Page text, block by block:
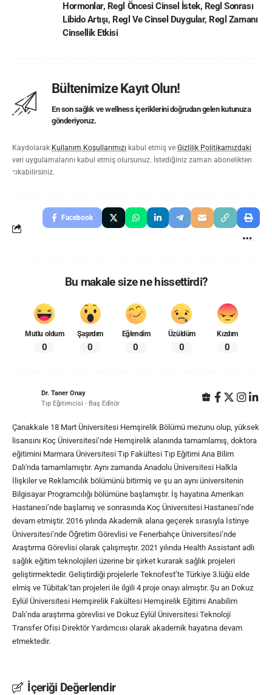
Hormonlar, Regl Öncesi Cinsel İstek, Regl Sonrası
Libido Artışı, Regl Ve Cinsel Duygular, Regl Zamanı
Cinsellik Etkisi
Bültenimize Kayıt Olun!
En son sağlık ve wellness içeriklerini doğrudan gelen kutunuza
gönderiyoruz.
Kaydolarak Kullanım Koşullarımızı kabul etmiş ve Gizlilik Politikamızdaki
veri uygulamalarını kabul etmiş olursunuz. İstediğiniz zaman abonelikten
çıkabilirsiniz.
Facebook
Bu makale size ne hissettirdi?
Mutlu oldum
0
Şaşırdım
0
Eğlendim
0
Üzüldüm
0
Kızdım
0
Dr. Taner Onay
Tıp Eğitimcisi - Baş Editör
Çanakkale 18 Mart Üniversitesi Hemşirelik Bölümü mezunu olup, yüksek
lisansını Koç Üniversitesi’nde Hemşirelik alanında tamamlamış, doktora
eğitimini Marmara Üniversitesi Tıp Fakültesi Tıp Eğitimi Ana Bilim
Dalı'nda tamamlamıştır. Aynı zamanda Anadolu Üniversitesi Halkla
İlişkiler ve Reklamcılık bölümünü bitirmiş ve şu an aynı üniversitenin
Bilgisayar Programcılığı bölümüne başlamıştır. İş hayatına Amerikan
Hastanesi’nde başlamış ve sonrasında Koç Üniversitesi Hastanesi’nde
devam etmiştir. 2016 yılında Akademik alana geçerek sırasıyla İstinye
Üniversitesi’nde Öğretim Görevlisi ve Fenerbahçe Üniversitesi’nde
Araştırma Görevlisi olarak çalışmıştır. 2021 yılında Health Assistant adlı
sağlık eğitim teknolojileri üzerine bir şirket kurarak sağlık projeleri
geliştirmektedir. Geliştirdiği projelerle Teknofest’te Türkiye 3.lüğü elde
elmiş ve Tübitak’tan projeleri ile ilgili 4 proje onayı almıştır. Şu an Dokuz
Eylül Üniversitesi Hemşirelik Fakültesi Hemşirelik Eğitimi Anabilim
Dalı’nda araştırma görevlisi ve Dokuz Eylül Üniversitesi Teknoloji
Transfer Ofisi Direktör Yardımcısı olarak akademik hayatına devam
etmektedir.
İçeriği Değerlendir